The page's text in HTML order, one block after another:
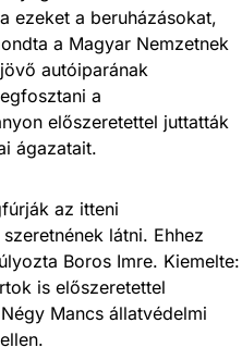
ezeket a beruházásokat,
a Magyar Nemzetnek
autóiparának
a
előszeretettel juttatták
ágazatait.
az itteni
látni. Ehhez
Boros Imre. Kiemelte:
is előszeretettel
Mancs állatvédelmi